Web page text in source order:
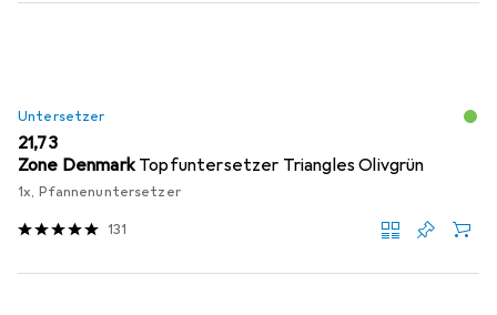
Untersetzer
EUR
21,73
Zone Denmark Topfuntersetzer Triangles Olivgrün
1x, Pfannenuntersetzer
131